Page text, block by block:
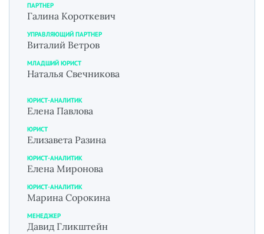
ПАРТНЕР
Галина Короткевич
УПРАВЛЯЮЩИЙ ПАРТНЕР
Виталий Ветров
МЛАДШИЙ ЮРИСТ
Наталья Свечникова
ЮРИСТ-АНАЛИТИК
Елена Павлова
ЮРИСТ
Елизавета Разина
ЮРИСТ-АНАЛИТИК
Елена Миронова
ЮРИСТ-АНАЛИТИК
Марина Сорокина
МЕНЕДЖЕР
Давид Гликштейн